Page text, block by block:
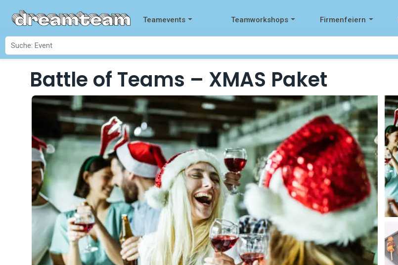
Teamevents Teamworkshops Firmenfeiern
Startseite Events Battle of Teams – XMAS Paket
Battle of Teams – XMAS Paket